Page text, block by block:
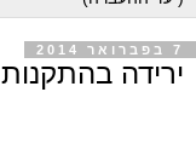
7 בפברואר 2014
ירידה בהתקנות